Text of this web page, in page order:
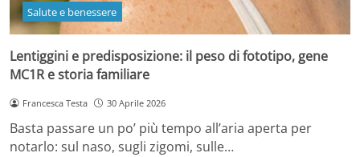
Salute e benessere
Lentiggini e predisposizione: il peso di fototipo, gene
MC1R e storia familiare
Francesca Testa 30 Aprile 2026
Basta passare un po’ più tempo all’aria aperta per
notarlo: sul naso, sugli zigomi, sulle…